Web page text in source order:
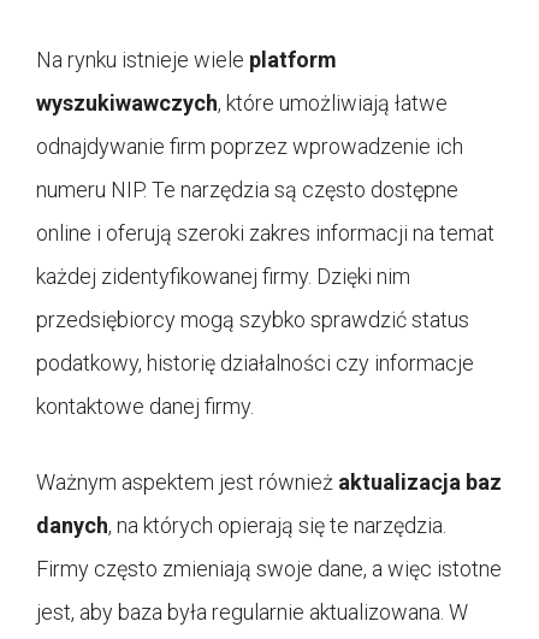
Na rynku istnieje wiele platform
wyszukiwawczych, które umożliwiają łatwe
odnajdywanie firm poprzez wprowadzenie ich
numeru NIP. Te narzędzia są często dostępne
online i oferują szeroki zakres informacji na temat
każdej zidentyfikowanej firmy. Dzięki nim
przedsiębiorcy mogą szybko sprawdzić status
podatkowy, historię działalności czy informacje
kontaktowe danej firmy.
Ważnym aspektem jest również aktualizacja baz
danych, na których opierają się te narzędzia.
Firmy często zmieniają swoje dane, a więc istotne
jest, aby baza była regularnie aktualizowana. W